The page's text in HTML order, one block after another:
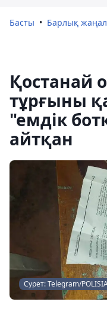
Басты Барлық
Қостанай
тұрғыны
"емдік
айтқан
Сурет: Telegram/